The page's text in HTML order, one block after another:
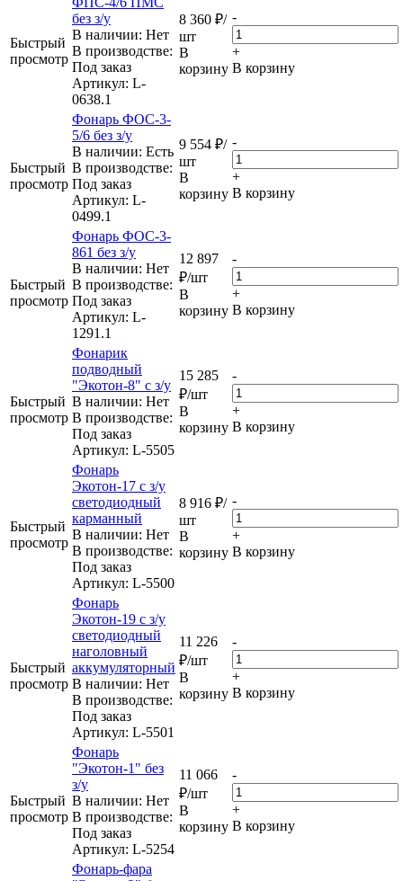
Быстрый
просмотр
без з/у
В наличии: Нет
В производстве:
Под заказ
Артикул: L-
0638.1
8 360 ₽/
шт
В
корзину
-
+
В корзину
Быстрый
просмотр
Фонарь ФОС-3-
5/6 без з/у
В наличии: Eсть
В производстве:
Под заказ
Артикул: L-
0499.1
9 554 ₽/
шт
В
корзину
-
+
В корзину
Быстрый
просмотр
Фонарь ФОС-3-
861 без з/у
В наличии: Нет
В производстве:
Под заказ
Артикул: L-
1291.1
12 897
₽/шт
В
корзину
-
+
В корзину
Быстрый
просмотр
Фонарик
подводный
"Экотон-8" с з/у
В наличии: Нет
В производстве:
Под заказ
Артикул: L-5505
15 285
₽/шт
В
корзину
-
+
В корзину
Быстрый
просмотр
Фонарь
Экотон-17 с з/у
светодиодный
карманный
В наличии: Нет
В производстве:
Под заказ
Артикул: L-5500
8 916 ₽/
шт
В
корзину
-
+
В корзину
Быстрый
просмотр
Фонарь
Экотон-19 с з/у
светодиодный
наголовный
аккумуляторный
В наличии: Нет
В производстве:
Под заказ
Артикул: L-5501
11 226
₽/шт
В
корзину
-
+
В корзину
Быстрый
просмотр
Фонарь
"Экотон-1" без
з/у
В наличии: Нет
В производстве:
Под заказ
Артикул: L-5254
11 066
₽/шт
В
корзину
-
+
В корзину
Фонарь-фара